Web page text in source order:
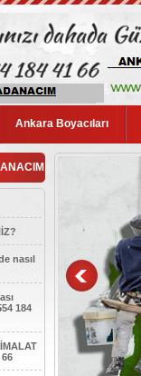
Ankara Boyacıları
nasıl
184
66